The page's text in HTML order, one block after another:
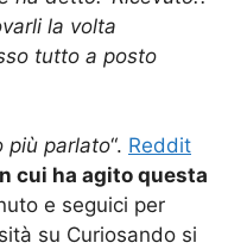
la volta
tutto a posto
più parlato“. Reddit
cui ha agito questa
e seguici per
su Curiosando si